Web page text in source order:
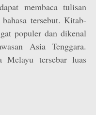
membaca tulisan
tersebut. Kitab-
populer dan dikenal
Asia Tenggara.
Melayu tersebar luas